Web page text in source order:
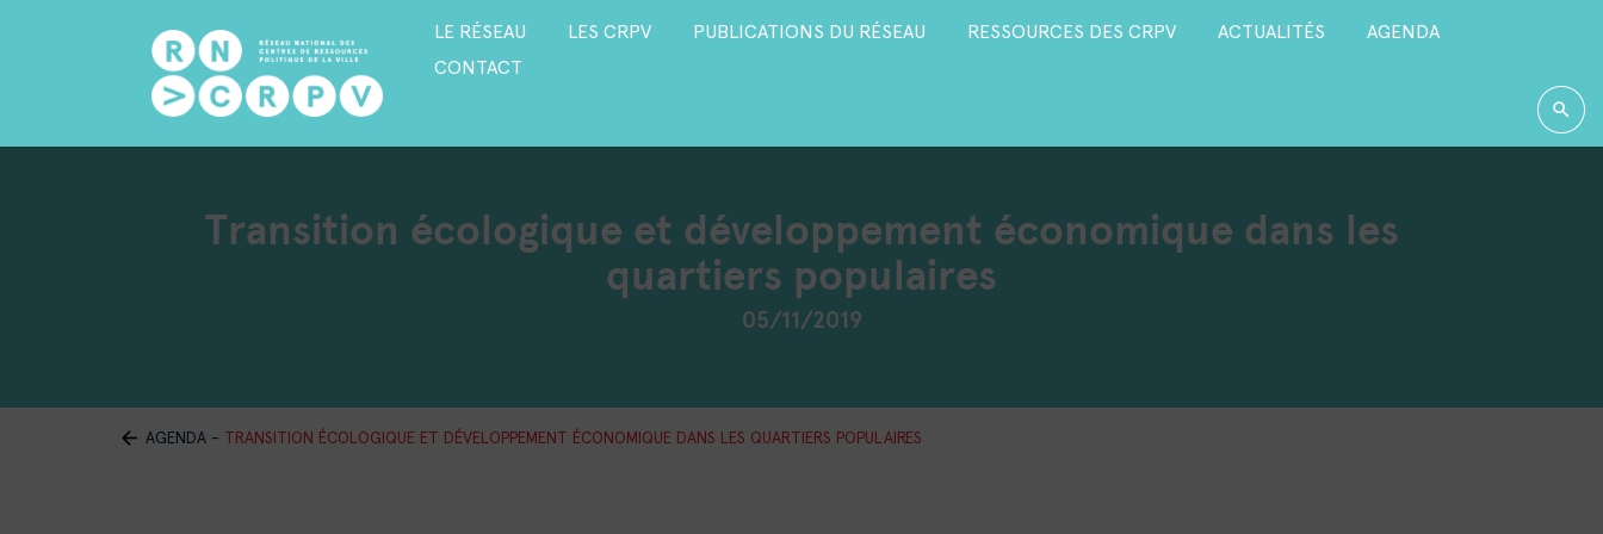
LE RÉSEAU LES CRPV PUBLICATIONS DU RÉSEAU RESSOURCES DES CRPV ACTUALITÉS
AGENDA
CONTACT
Transition écologique et développement économique dans les
quartiers populaires
05/11/2019
AGENDA - TRANSITION ÉCOLOGIQUE ET DÉVELOPPEMENT ÉCONOMIQUE DANS LES QUARTIERS POPULAIRES